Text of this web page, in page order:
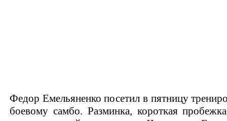
Федор Емельяненко посетил в пятницу
боевому самбо. Разминка, короткая